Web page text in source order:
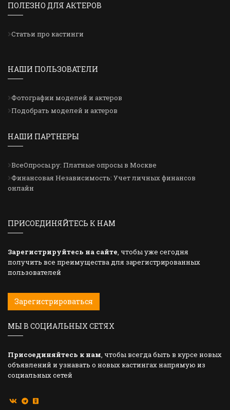
ПОЛЕЗНО ДЛЯ АКТЕРОВ
Статьи про кастинги
НАШИ ПОЛЬЗОВАТЕЛИ
Фотографии моделей и актеров
Подобрать моделей и актеров
НАШИ ПАРТНЕРЫ
ВсеОпросы.ру: Платные опросы в Москве
Финансовая Независимость: Учет личных финансов
онлайн
ПРИСОЕДИНЯЙТЕСЬ К НАМ
Зарегистрируйтесь на сайте, чтобы уже сегодня
получить все преимущества для зарегистрированных
пользователей
Зарегистрироваться
МЫ В СОЦИАЛЬНЫХ СЕТЯХ
Присоединяйтесь к нам, чтобы всегда быть в курсе новых
объявлений и узнавать о новых кастингах напрямую из
социальных сетей